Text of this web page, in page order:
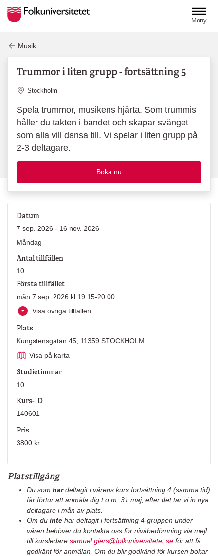
Meny
Musik
Trummor i liten grupp - fortsättning 5
Plats
Stockholm
Spela trummor, musikens hjärta. Som trummis
håller du takten i bandet och skapar svänget
som alla vill dansa till. Vi spelar i liten grupp på
2-3 deltagare.
Boka nu
Platstillgång
Du som hardeltagit i vårens kurs fortsättning 4 (samma tid)
får förtur att anmäla dig t.o.m. 31 maj, efter det tar vi in nya
deltagare i mån av plats.
Om du inte har deltagit i fortsättning 4-gruppen under
våren behöver du kontakta oss för nivåbedömning via mejl
till kursledare samuel.giers@folkuniversitetet.se för att få
godkänt för anmälan. Om du blir godkänd för kursen bokar
Datum
7 sep. 2026 - 16 nov. 2026
Måndag
Antal tillfällen
10
Första tillfället
mån 7 sep. 2026 kl 19:15-20:00
Visa övriga tillfällen
Plats
Kungstensgatan 45, 11359 STOCKHOLM
Visa på karta
Studietimmar
10
Kurs-ID
140601
Pris
3800 kr